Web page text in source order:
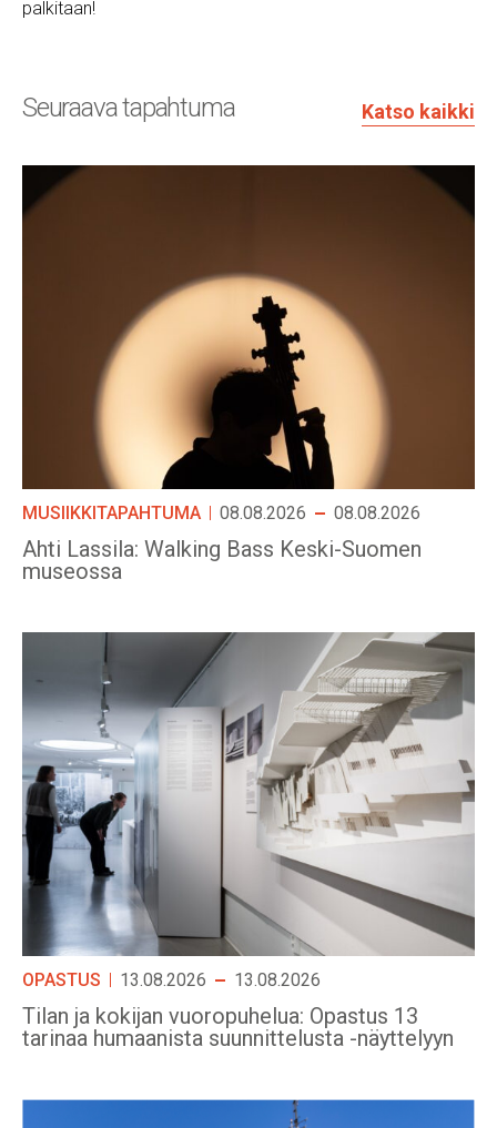
palkitaan!
Seuraava tapahtuma Katso kaikki
MUSIIKKITAPAHTUMA 08.08.2026 08.08.2026
Ahti Lassila: Walking Bass Keski-Suomen
museossa
OPASTUS 13.08.2026 13.08.2026
Tilan ja kokijan vuoropuhelua: Opastus 13
tarinaa humaanista suunnittelusta -näyttelyyn